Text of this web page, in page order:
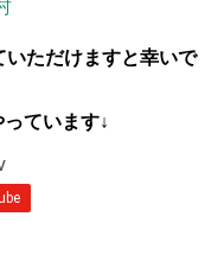
いただけますと幸いで
ています↓